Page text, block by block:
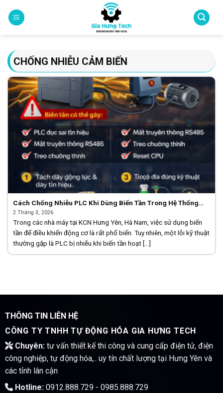
CHỐNG NHIỄU CẢM BIẾN
Cách Chống Nhiễu PLC Khi Dùng Biến Tần Trong Hệ Thống
Công Nghiệp
2 Tháng 3, 2026
Trong các nhà máy tại KCN Hưng Yên, Hà Nam, việc sử dụng biến
tần để điều khiển động cơ là rất phổ biến. Tuy nhiên, một lỗi kỹ thuật
thường gặp là PLC bị nhiễu khi biến tần hoạt [...]
THÔNG TIN LIÊN HỆ
CÔNG TY TNHH TỰ ĐỘNG HÓA GIA HƯNG TECH
Chuyên:tư vấn thiết kế thi công và cung cấp điện tử, điện
công nghiệp, tự động hóa,.. uy tín chất lượng tại Hưng Yên và
các tỉnh lân cận
Hotline:0912.888.729 - 0985.888.729